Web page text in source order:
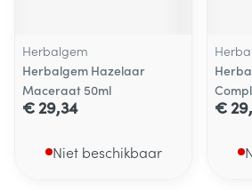
Herbalgem
Herbalgem Hazelaar
Maceraat 50ml
€ 29,34
Niet beschikbaar
€